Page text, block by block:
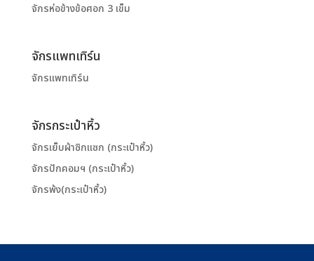
จักรห่อข้างข้อศอก 3 เข็ม
จักรแพทเทิร์น
จักรแพทเทิร์น
จักรกระเป๋าหิ้ว
จักรเย็บผ้าซิกแซก (กระเป๋าหิ้ว)
จักรปักคอมฯ (กระเป๋าหิ้ว)
จักรพ้ง(กระเป๋าหิ้ว)